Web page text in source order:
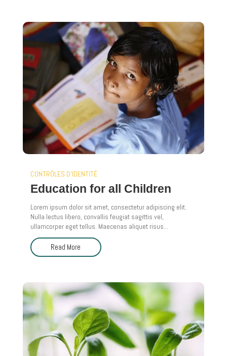
CONTRÔLES D'IDENTITÉ
Education for all Children
Lorem ipsum dolor sit amet, consectetur adipiscing elit.
Nulla lectus libero, convallis feugiat sagittis vel,
ullamcorper eget tellus. Maecenas aliquet risus...
Read More